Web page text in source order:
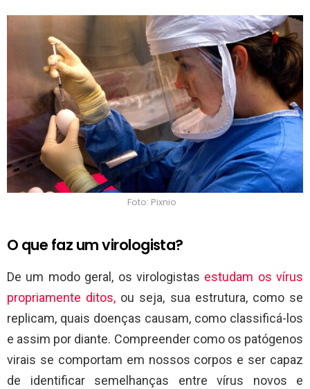
Foto: Pixnio
O que faz um virologista?
De um modo geral, os virologistas estudam os vírus
propriamente ditos, ou seja, sua estrutura, como se
replicam, quais doenças causam, como classificá-los
e assim por diante. Compreender como os patógenos
virais se comportam em nossos corpos e ser capaz
de identificar semelhanças entre vírus novos e